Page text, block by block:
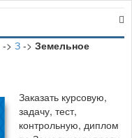
-> З -> Земельное
Заказать курсовую,
задачу, тест,
контрольную, диплом